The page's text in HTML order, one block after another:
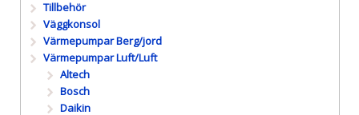
Tillbehör
Väggkonsol
Värmepumpar Berg/jord
Värmepumpar Luft/Luft
Altech
Bosch
Daikin